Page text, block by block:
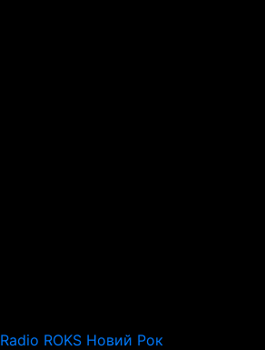
Radio ROKS Новий Рок